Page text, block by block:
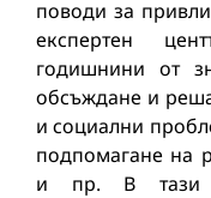
поводи за
експертен
годишнини от
обсъждане и
и социални
подпомагане на
и пр. В тази